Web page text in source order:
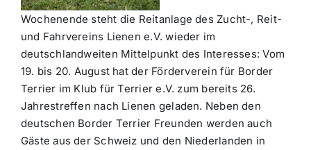
Wochenende steht die Reitanlage des Zucht-, Reit-
und Fahrvereins Lienen e.V. wieder im
deutschlandweiten Mittelpunkt des Interesses: Vom
19. bis 20. August hat der Förderverein für Border
Terrier im Klub für Terrier e.V. zum bereits 26.
Jahrestreffen nach Lienen geladen. Neben den
deutschen Border Terrier Freunden werden auch
Gäste aus der Schweiz und den Niederlanden in